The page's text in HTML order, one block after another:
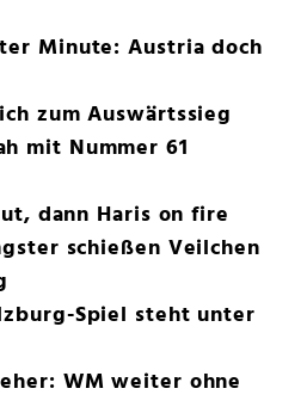
Minute: Austria doch
zum Auswärtssieg
mit Nummer 61
dann Haris on fire
schießen Veilchen
Spiel steht unter
WM weiter ohne